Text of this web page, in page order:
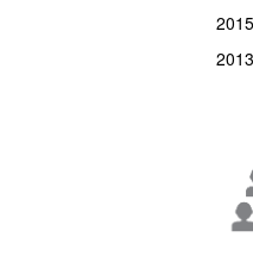
2015
2013